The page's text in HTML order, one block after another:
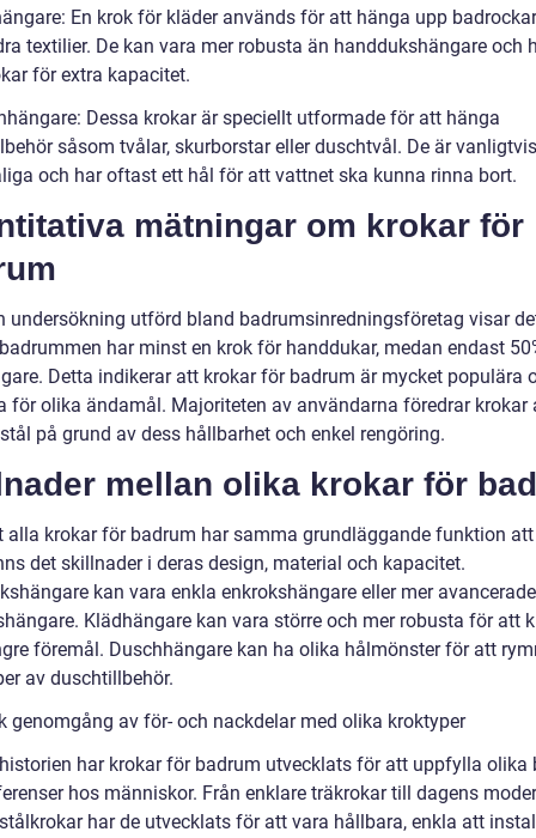
En krok för kläder används för att hänga upp
textilier. De kan vara mer robusta än handdukshängare och
för extra kapacitet.
Dessa krokar är speciellt utformade för att hänga
såsom tvålar, skurborstar eller duschtvål. De är vanligtvis
och har oftast ett hål för att vattnet ska kunna rinna bort.
mätningar om krokar för
undersökning utförd bland badrumsinredningsföretag visar
har minst en krok för handdukar, medan endast
Detta indikerar att krokar för badrum är mycket populära
för olika ändamål. Majoriteten av användarna föredrar krokar
på grund av dess hållbarhet och enkel rengöring.
mellan olika krokar för
alla krokar för badrum har samma grundläggande funktion
det skillnader i deras design, material och kapacitet.
kan vara enkla enkrokshängare eller mer avancerade
Klädhängare kan vara större och mer robusta för att
föremål. Duschhängare kan ha olika hålmönster för att
av duschtillbehör.
genomgång av för- och nackdelar med olika kroktyper
har krokar för badrum utvecklats för att uppfylla olika
hos människor. Från enklare träkrokar till dagens
har de utvecklats för att vara hållbara, enkla att